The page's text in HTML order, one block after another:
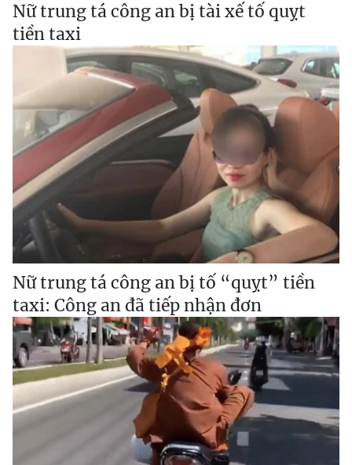
Nữ trung tá công an bị tài xế tố quỵt
tiền taxi
Nữ trung tá công an bị tố “quỵt” tiền
taxi: Công an đã tiếp nhận đơn